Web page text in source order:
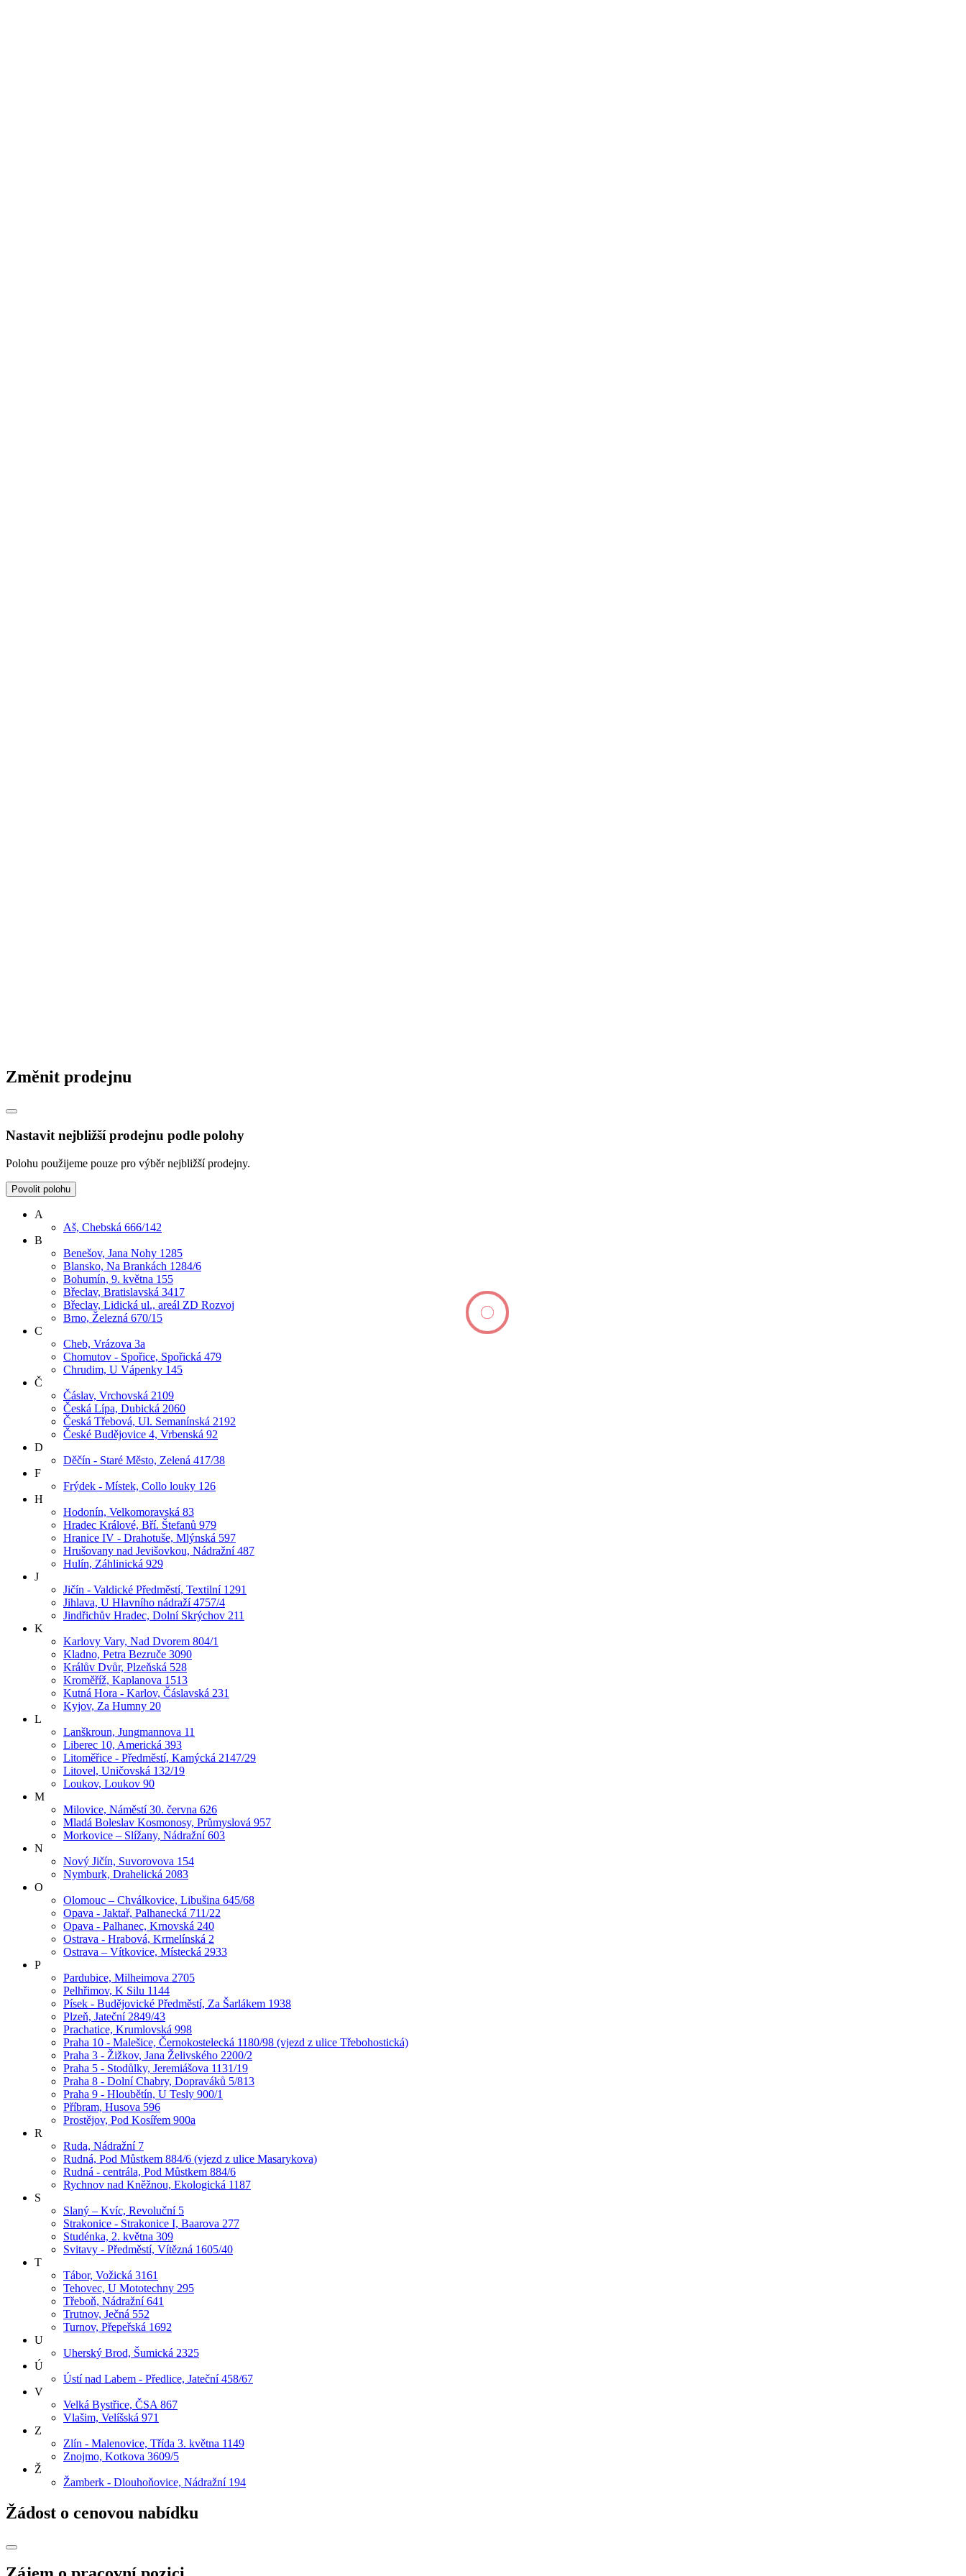
Změnit prodejnu
Nastavit nejbližší prodejnu podle polohy
Polohu použijeme pouze pro výběr nejbližší prodejny.
Povolit polohu
A
Aš, Chebská 666/142
B
Benešov, Jana Nohy 1285
Blansko, Na Brankách 1284/6
Bohumín, 9. května 155
Břeclav, Bratislavská 3417
Břeclav, Lidická ul., areál ZD Rozvoj
Brno, Železná 670/15
C
Cheb, Vrázova 3a
Chomutov - Spořice, Spořická 479
Chrudim, U Vápenky 145
Č
Čáslav, Vrchovská 2109
Česká Lípa, Dubická 2060
Česká Třebová, Ul. Semanínská 2192
České Budějovice 4, Vrbenská 92
D
Děčín - Staré Město, Zelená 417/38
F
Frýdek - Místek, Collo louky 126
H
Hodonín, Velkomoravská 83
Hradec Králové, Bří. Štefanů 979
Hranice IV - Drahotuše, Mlýnská 597
Hrušovany nad Jevišovkou, Nádražní 487
Hulín, Záhlinická 929
J
Jičín - Valdické Předměstí, Textilní 1291
Jihlava, U Hlavního nádraží 4757/4
Jindřichův Hradec, Dolní Skrýchov 211
K
Karlovy Vary, Nad Dvorem 804/1
Kladno, Petra Bezruče 3090
Králův Dvůr, Plzeňská 528
Kroměříž, Kaplanova 1513
Kutná Hora - Karlov, Čáslavská 231
Kyjov, Za Humny 20
L
Lanškroun, Jungmannova 11
Liberec 10, Americká 393
Litoměřice - Předměstí, Kamýcká 2147/29
Litovel, Uničovská 132/19
Loukov, Loukov 90
M
Milovice, Náměstí 30. června 626
Mladá Boleslav Kosmonosy, Průmyslová 957
Morkovice – Slížany, Nádražní 603
N
Nový Jičín, Suvorovova 154
Nymburk, Drahelická 2083
O
Olomouc – Chválkovice, Libušina 645/68
Opava - Jaktař, Palhanecká 711/22
Opava - Palhanec, Krnovská 240
Ostrava - Hrabová, Krmelínská 2
Ostrava – Vítkovice, Místecká 2933
P
Pardubice, Milheimova 2705
Pelhřimov, K Silu 1144
Písek - Budějovické Předměstí, Za Šarlákem 1938
Plzeň, Jateční 2849/43
Prachatice, Krumlovská 998
Praha 10 - Malešice, Černokostelecká 1180/98 (vjezd z ulice Třebohostická)
Praha 3 - Žižkov, Jana Želivského 2200/2
Praha 5 - Stodůlky, Jeremiášova 1131/19
Praha 8 - Dolní Chabry, Dopraváků 5/813
Praha 9 - Hloubětín, U Tesly 900/1
Příbram, Husova 596
Prostějov, Pod Kosířem 900a
R
Ruda, Nádražní 7
Rudná, Pod Můstkem 884/6 (vjezd z ulice Masarykova)
Rudná - centrála, Pod Můstkem 884/6
Rychnov nad Kněžnou, Ekologická 1187
S
Slaný – Kvíc, Revoluční 5
Strakonice - Strakonice I, Baarova 277
Studénka, 2. května 309
Svitavy - Předměstí, Vítězná 1605/40
T
Tábor, Vožická 3161
Tehovec, U Mototechny 295
Třeboň, Nádražní 641
Trutnov, Ječná 552
Turnov, Přepeřská 1692
U
Uherský Brod, Šumická 2325
Ú
Ústí nad Labem - Předlice, Jateční 458/67
V
Velká Bystřice, ČSA 867
Vlašim, Velíšská 971
Z
Zlín - Malenovice, Třída 3. května 1149
Znojmo, Kotkova 3609/5
Ž
Žamberk - Dlouhoňovice, Nádražní 194
Žádost o cenovou nabídku